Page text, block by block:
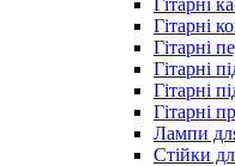
Гітарні
Гітарні
Гітарні
Гітарні
Гітарні
Гітарні
Лампи
Стійки